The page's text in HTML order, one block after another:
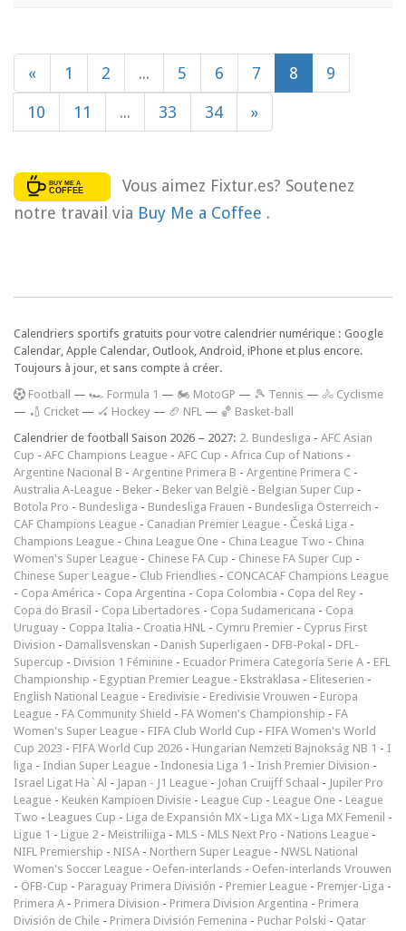
« 1 2 ... 5 6 7 8 9
10 11 ... 33 34 »
Vous aimez Fixtur.es? Soutenez
notre travail via Buy Me a Coffee .
Calendriers sportifs gratuits pour votre calendrier numérique : Google
Calendar, Apple Calendar, Outlook, Android, iPhone et plus encore.
Toujours à jour, et sans compte à créer.
Football — 🏎️ Formula 1 — 🏍 MotoGP — 🎾 Tennis — 🚴 Cyclisme
— 🏏 Cricket — 🏑 Hockey — 🏈 NFL — 🏀 Basket-ball
Calendrier de football Saison 2026 – 2027: 2. Bundesliga - AFC Asian
Cup - AFC Champions League - AFC Cup - Africa Cup of Nations -
Argentine Nacional B - Argentine Primera B - Argentine Primera C -
Australia A-League - Beker - Beker van België - Belgian Super Cup -
Botola Pro - Bundesliga - Bundesliga Frauen - Bundesliga Österreich -
CAF Champions League - Canadian Premier League - Česká Liga -
Champions League - China League One - China League Two - China
Women's Super League - Chinese FA Cup - Chinese FA Super Cup -
Chinese Super League - Club Friendlies - CONCACAF Champions League
- Copa América - Copa Argentina - Copa Colombia - Copa del Rey -
Copa do Brasil - Copa Libertadores - Copa Sudamericana - Copa
Uruguay - Coppa Italia - Croatia HNL - Cymru Premier - Cyprus First
Division - Damallsvenskan - Danish Superligaen - DFB-Pokal - DFL-
Supercup - Division 1 Féminine - Ecuador Primera Categoría Serie A - EFL
Championship - Egyptian Premier League - Ekstraklasa - Eliteserien -
English National League - Eredivisie - Eredivisie Vrouwen - Europa
League - FA Community Shield - FA Women's Championship - FA
Women's Super League - FIFA Club World Cup - FIFA Women's World
Cup 2023 - FIFA World Cup 2026 - Hungarian Nemzeti Bajnokság NB 1 - I
liga - Indian Super League - Indonesia Liga 1 - Irish Premier Division -
Israel Ligat Ha`Al - Japan - J1 League - Johan Cruijff Schaal - Jupiler Pro
League - Keuken Kampioen Divisie - League Cup - League One - League
Two - Leagues Cup - Liga de Expansión MX - Liga MX - Liga MX Femenil -
Ligue 1 - Ligue 2 - Meistriliiga - MLS - MLS Next Pro - Nations League -
NIFL Premiership - NISA - Northern Super League - NWSL National
Women's Soccer League - Oefen-interlands - Oefen-interlands Vrouwen
- ÖFB-Cup - Paraguay Primera División - Premier League - Premjer-Liga -
Primera A - Primera Division - Primera Division Argentina - Primera
División de Chile - Primera División Femenina - Puchar Polski - Qatar